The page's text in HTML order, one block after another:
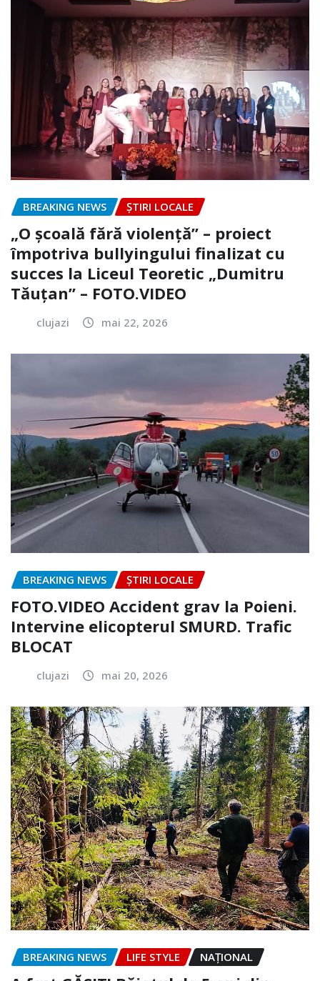
BREAKING NEWS ȘTIRI LOCALE
„O școală fără violență” – proiect
împotriva bullyingului finalizat cu
succes la Liceul Teoretic „Dumitru
Tăuțan” – FOTO.VIDEO
clujazi mai 22, 2026
BREAKING NEWS ȘTIRI LOCALE
FOTO.VIDEO Accident grav la Poieni.
Intervine elicopterul SMURD. Trafic
BLOCAT
clujazi mai 20, 2026
BREAKING NEWS LIFE STYLE NAŢIONAL